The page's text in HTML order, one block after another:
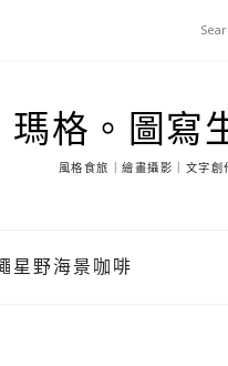
瑪格。圖寫
風格食旅｜繪畫攝影｜文字創
星野海景咖啡